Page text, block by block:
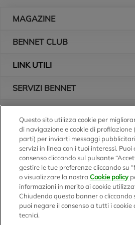
MAGAZINE
BENNET CLUB
LINK UTILI
SERVIZI BENNET
Logo Bennet
Seguici sui nostri canali
Scarica l'app
Questo sito utilizza cookie per
di navigazione e cookie di profilazione
parti) per inviarti messaggi
servizi in linea con i tuoi interessi. Puoi
consenso cliccando sul pulsante
gestire le tue preferenze cliccando su
o visualizzare la nostraCookie policy
informazioni in merito ai cookie
Chiudendo questo banner o cliccando
puoi negare il consenso a tutti i cookie
tecnici.